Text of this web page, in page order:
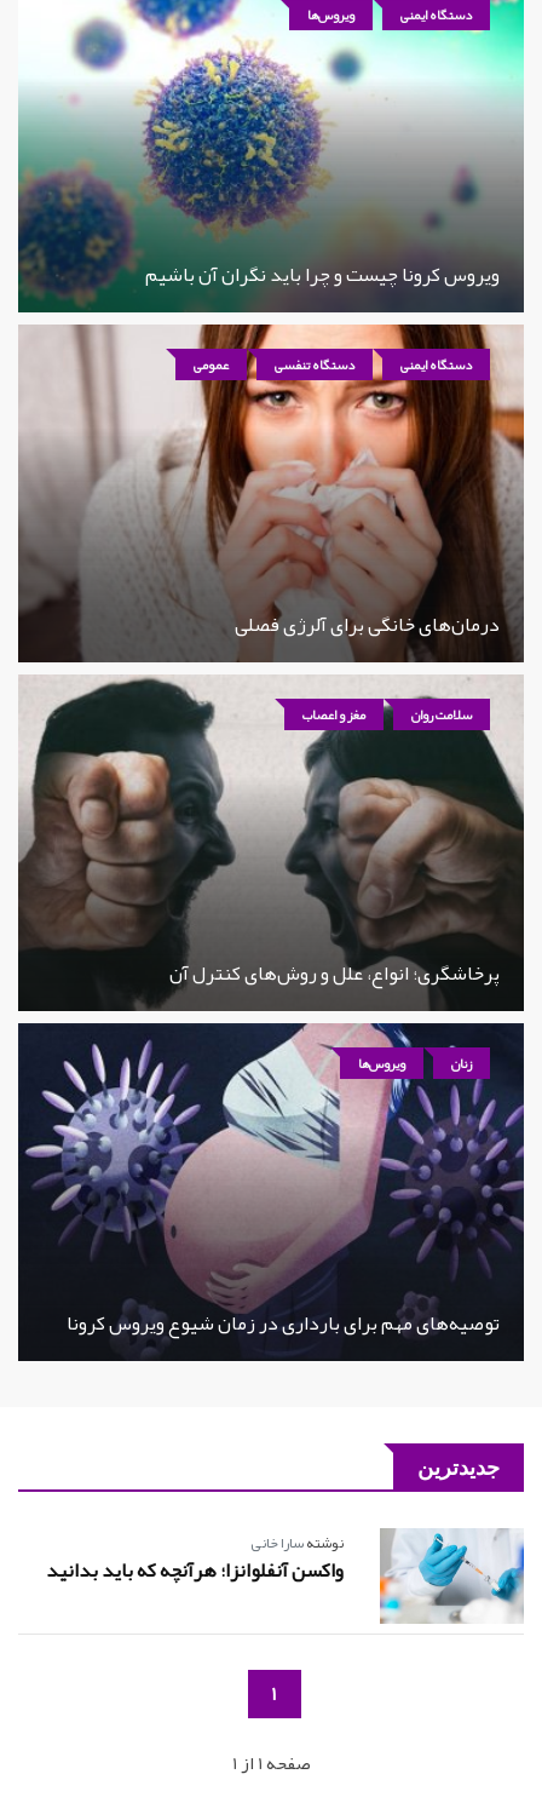
دستگاه ایمنی ویروس‌ها
ویروس کرونا چیست و چرا باید نگران آن باشیم
دستگاه ایمنی دستگاه تنفسی عمومی
درمان‌های خانگی برای آلرژی فصلی
سلامت روان مغز و اعصاب
پرخاشگری؛ انواع، علل و روش‌های کنترل آن
زنان ویروس‌ها
توصیه‌های مهم برای بارداری در زمان شیوع ویروس کرونا
جدیدترین
نوشتهسارا خانی
واکسن آنفلوانزا؛ هرآنچه که باید بدانید
1
صفحه 1 از 1